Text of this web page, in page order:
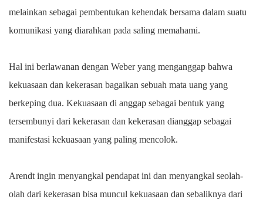
melainkan sebagai pembentukan kehendak bersama dalam suatu
komunikasi yang diarahkan pada saling memahami.
Hal ini berlawanan dengan Weber yang menganggap bahwa
kekuasaan dan kekerasan bagaikan sebuah mata uang yang
berkeping dua. Kekuasaan di anggap sebagai bentuk yang
tersembunyi dari kekerasan dan kekerasan dianggap sebagai
manifestasi kekuasaan yang paling mencolok.
Arendt ingin menyangkal pendapat ini dan menyangkal seolah-
olah dari kekerasan bisa muncul kekuasaan dan sebaliknya dari